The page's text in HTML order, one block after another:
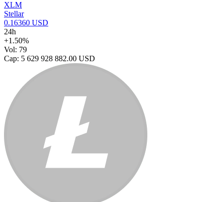
XLM
Stellar
0.16360 USD
24h
+1.50%
Vol: 79
Cap: 5 629 928 882.00 USD